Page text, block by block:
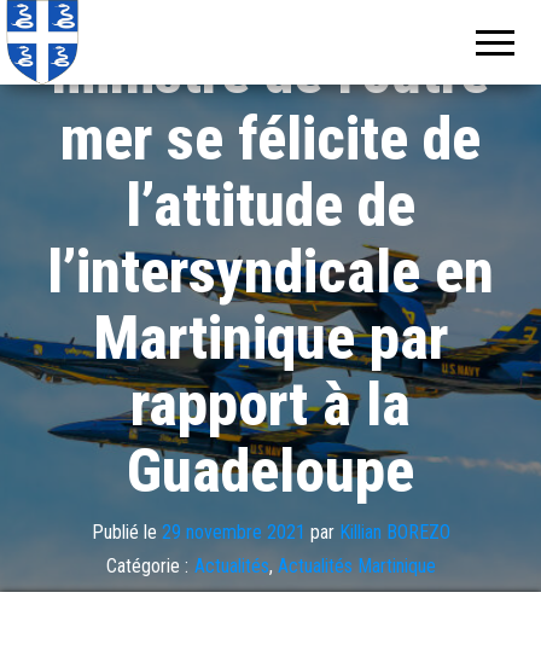
ministre de l’outre
mer se félicite de
l’attitude de
l’intersyndicale en
Martinique par
rapport à la
Guadeloupe
Publié le 29 novembre 2021 par Killian BOREZO
Catégorie : Actualités, Actualités Martinique
Laisser un commentaire